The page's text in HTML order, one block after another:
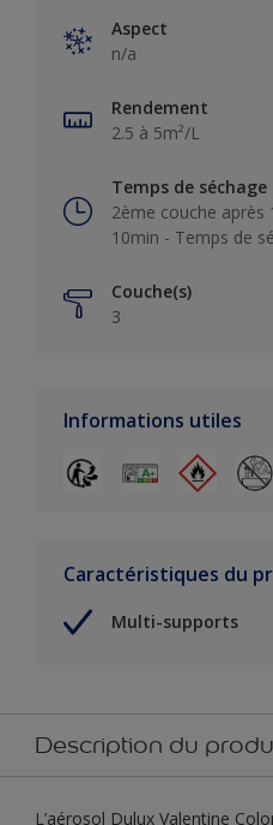
Aspect
n/a
Rendement
2.5 à 5m²/L
Temps de séchage
2ème couche après
10min - Temps de
Couche(s)
3
Informations utiles
Caractéristiques du
Multi-supports
Description du
L’aérosol Dulux Valentine